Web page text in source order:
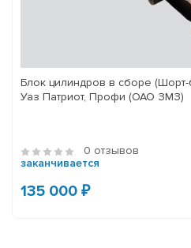
Блок цилиндров в сборе
Уаз Патриот, Профи (ОАО ЗМЗ)
0 отзывов
заканчивается
135 000 ₽